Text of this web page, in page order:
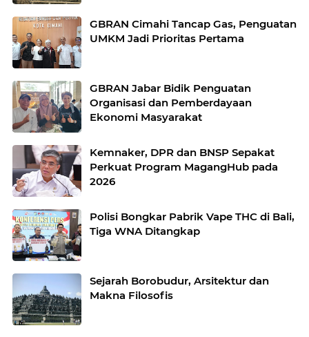
GBRAN Cimahi Tancap Gas, Penguatan
UMKM Jadi Prioritas Pertama
GBRAN Jabar Bidik Penguatan
Organisasi dan Pemberdayaan
Ekonomi Masyarakat
Kemnaker, DPR dan BNSP Sepakat
Perkuat Program MagangHub pada
2026
Polisi Bongkar Pabrik Vape THC di Bali,
Tiga WNA Ditangkap
Sejarah Borobudur, Arsitektur dan
Makna Filosofis